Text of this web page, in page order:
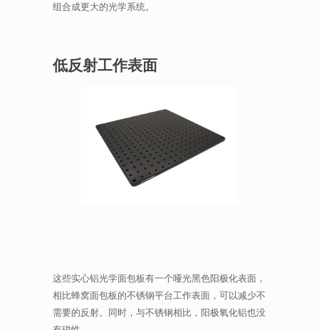
组合成更大的光学系统。
低反射工作表面
这些实心铝光学面包板有一个哑光黑色阳极化表面，
相比蜂窝面包板的不锈钢平台工作表面，可以减少不
需要的反射。同时，与不锈钢相比，阳极氧化铝也没